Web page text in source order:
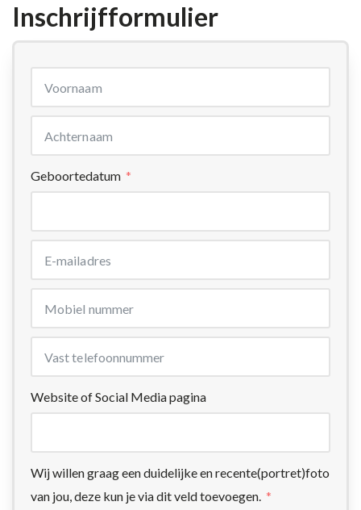
Inschrijfformulier
Geboortedatum
Website of Social Media pagina
Wij willen graag een duidelijke en recente(portret)foto
van jou, deze kun je via dit veld toevoegen.